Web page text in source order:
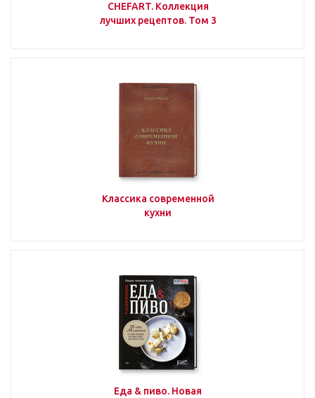
CHEFART. Коллекция
лучших рецептов. Том 3
Классика современной
кухни
Еда & пиво. Новая